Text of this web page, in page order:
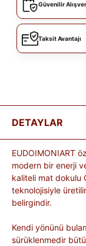
Güvenilir
Taksit Avantajı
DETAYLAR
EUDOIMONIART
modern bir enerji
kaliteli mat dokulu
teknolojisiyle
belirgindir.
Kendi yönünü
sürüklenmedir